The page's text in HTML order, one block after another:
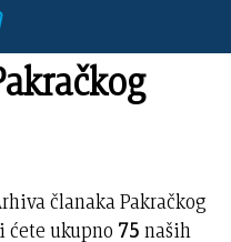
članaka Pakračkog
ćete ukupno 75 naših